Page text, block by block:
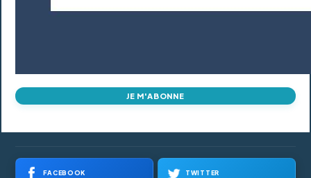
JE M'ABONNE
FACEBOOK TWITTER